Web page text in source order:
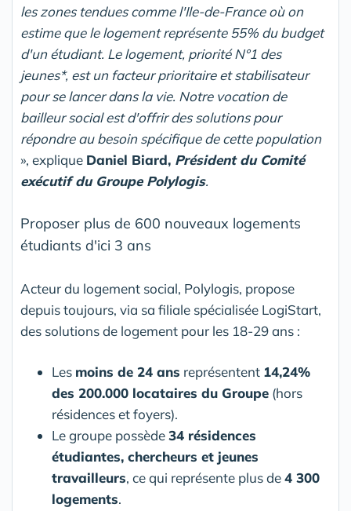
les zones tendues comme l'Ile-de-France où on
estime que le logement représente 55% du budget
d'un étudiant. Le logement, priorité N°1 des
jeunes*, est un facteur prioritaire et stabilisateur
pour se lancer dans la vie. Notre vocation de
bailleur social est d'offrir des solutions pour
répondre au besoin spécifique de cette population
», explique Daniel Biard, Président du Comité
exécutif du Groupe Polylogis.
Proposer plus de 600 nouveaux logements
étudiants d'ici 3 ans
Acteur du logement social, Polylogis, propose
depuis toujours, via sa filiale spécialisée LogiStart,
des solutions de logement pour les 18-29 ans :
Les moins de 24 ans représentent 14,24%
des 200.000 locataires du Groupe (hors
résidences et foyers).
Le groupe possède34 résidences
étudiantes, chercheurs et jeunes
travailleurs, ce qui représente plus de4 300
logements.